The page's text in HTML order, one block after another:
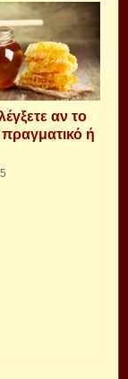
αν το
πραγματικό ή